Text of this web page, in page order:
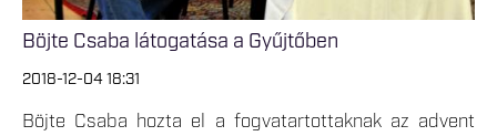
Böjte Csaba látogatása a Gyűjtőben
2018-12-04 18:31
Böjte Csaba hozta el a fogvatartottaknak az advent